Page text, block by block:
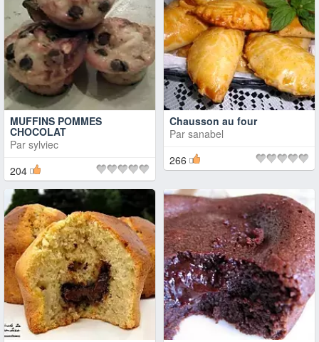
MUFFINS POMMES
CHOCOLAT
Par sylviec
204
Chausson au four
Par sanabel
266